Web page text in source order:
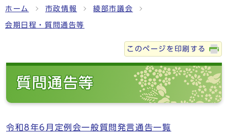
ホーム 市政情報 綾部市議会
会期日程・質問通告等
このページを印刷する
質問通告等
令和8年6月定例会一般質問発言通告一覧